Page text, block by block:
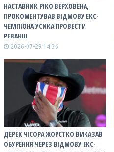
НАСТАВНИК РІКО ВЕРХОВЕНА,
ПРОКОМЕНТУВАВ ВІДМОВУ ЕКС-
ЧЕМПІОНА УСИКА ПРОВЕСТИ
РЕВАНШ
2026-07-29 14:36
ДЕРЕК ЧІСОРА ЖОРСТКО ВИКАЗАВ
ОБУРЕННЯ ЧЕРЕЗ ВІДМОВУ ЕКС-